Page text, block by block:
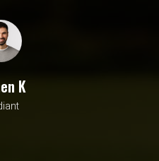
ce site